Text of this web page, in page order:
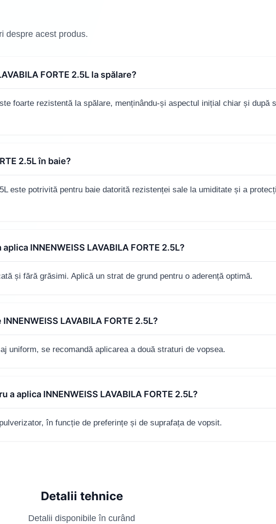
despre acest produs.
FORTE 2.5L la spălare?
foarte rezistentă la spălare, menținându-și aspectul inițial chiar și după
2.5L în baie?
este potrivită pentru baie datorită rezistenței sale la umiditate și a
INNENWEISS LAVABILA FORTE 2.5L?
și fără grăsimi. Aplică un strat de grund pentru o aderență optimă.
LAVABILA FORTE 2.5L?
uniform, se recomandă aplicarea a două straturi de vopsea.
aplica INNENWEISS LAVABILA FORTE 2.5L?
în funcție de preferințe și de suprafața de vopsit.
Detalii tehnice
Detalii disponibile în curând